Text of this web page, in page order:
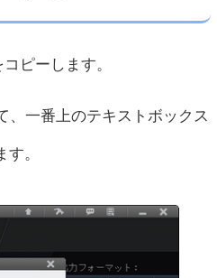
ピーします。
、一番上のテキストボックス
。